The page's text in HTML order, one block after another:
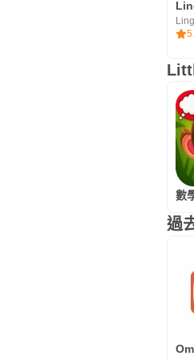
數
過